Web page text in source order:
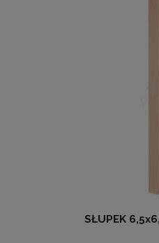
SŁUPEK